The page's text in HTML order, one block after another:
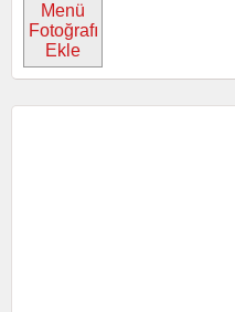
Menü
Fotoğrafı
Ekle